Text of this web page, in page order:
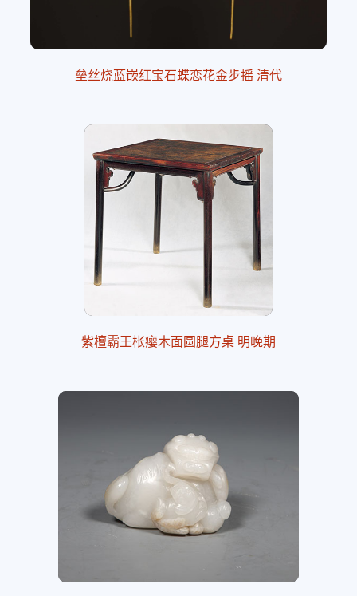
垒丝烧蓝嵌红宝石蝶恋花金步摇 清代
紫檀霸王枨瘿木面圆腿方桌 明晚期